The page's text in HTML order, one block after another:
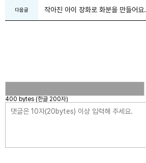
다음글 작아진 아이 장화로 화분을 만들어요.
400 bytes (한글 200자)